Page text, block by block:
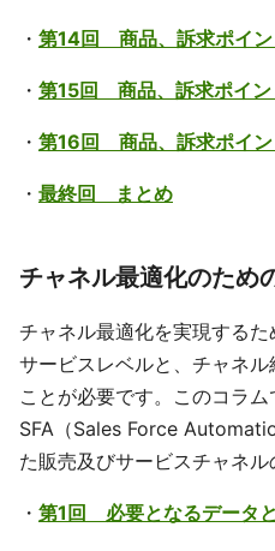
・ 第14回 商品、訴求ポイン
・ 第15回 商品、訴求ポイン
・ 第16回 商品、訴求ポイン
・ 最終回 まとめ
チャネル最適化のため
チャネル最適化を実現する
サービスレベルと、チャネ
ことが必要です。このコラム
SFA（Sales Force
た販売及びサービスチャネル
・ 第1回 必要となるデータ